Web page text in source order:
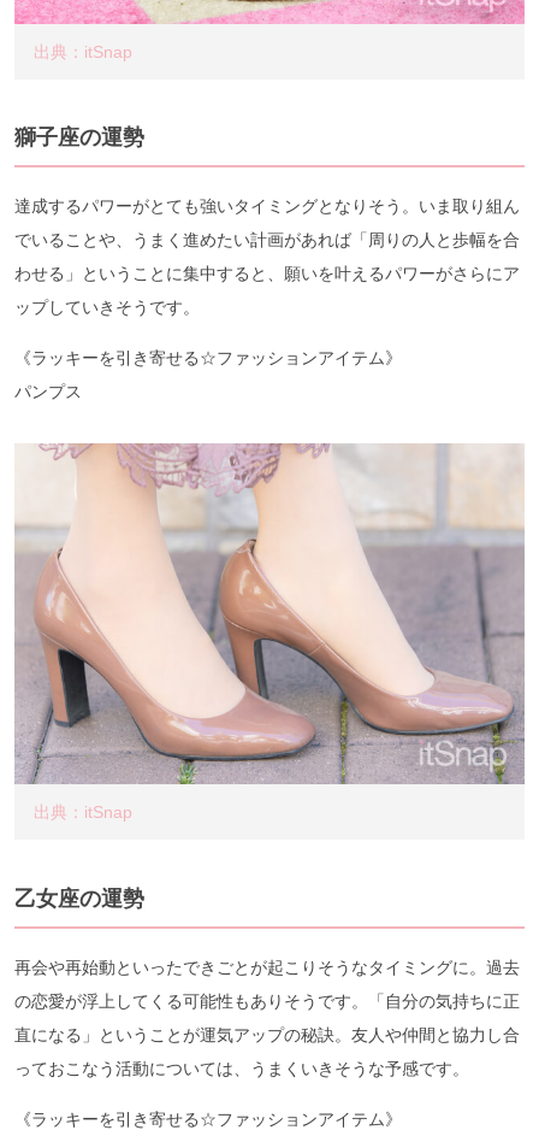
出典：itSnap
獅子座の運勢
達成するパワーがとても強いタイミングとなりそう。いま取り組ん
でいることや、うまく進めたい計画があれば「周りの人と歩幅を合
わせる」ということに集中すると、願いを叶えるパワーがさらにア
ップしていきそうです。
《ラッキーを引き寄せる☆ファッションアイテム》
パンプス
出典：itSnap
乙女座の運勢
再会や再始動といったできごとが起こりそうなタイミングに。過去
の恋愛が浮上してくる可能性もありそうです。「自分の気持ちに正
直になる」ということが運気アップの秘訣。友人や仲間と協力し合
っておこなう活動については、うまくいきそうな予感です。
《ラッキーを引き寄せる☆ファッションアイテム》